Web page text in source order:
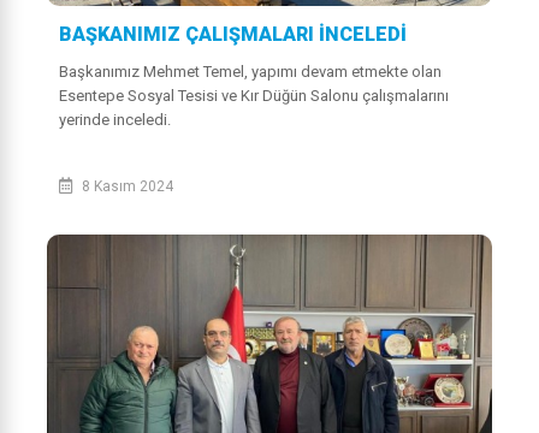
BAŞKANIMIZ ÇALIŞMALARI İNCELEDİ
Başkanımız Mehmet Temel, yapımı devam etmekte olan
Esentepe Sosyal Tesisi ve Kır Düğün Salonu çalışmalarını
yerinde inceledi.
8 Kasım 2024